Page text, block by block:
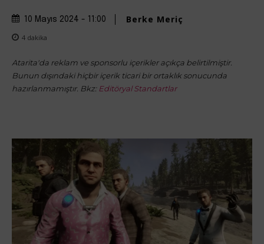
10 Mayıs 2024 - 11:00 Berke Meriç
4 dakika
Atarita'da reklam ve sponsorlu içerikler açıkça belirtilmiştir.
Bunun dışındaki hiçbir içerik ticari bir ortaklık sonucunda
hazırlanmamıştır. Bkz: Editöryal Standartlar